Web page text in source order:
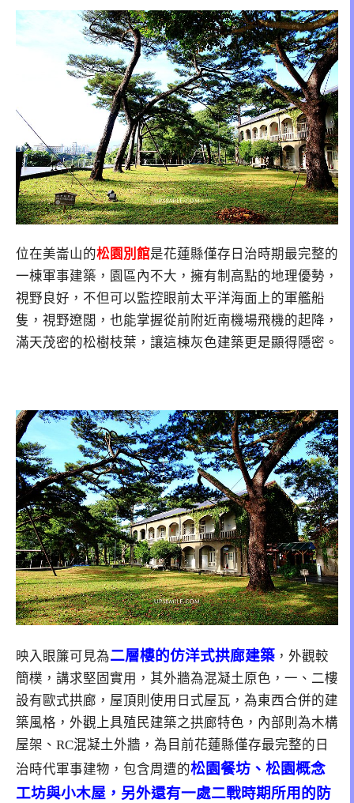
位在美崙山的松園別館是花蓮縣僅存日治時期最完整的
一棟軍事建築，園區內不大，擁有制高點的地理優勢，
視野良好，不但可以監控眼前太平洋海面上的軍艦船
隻，視野遼闊，也能掌握從前附近南機場飛機的起降，
滿天茂密的松樹枝葉，讓這棟灰色建築更是顯得隱密。
映入眼簾可見為二層樓的仿洋式拱廊建築 ，外觀較
簡樸，講求堅固實用，其外牆為混凝土原色，一、二樓
設有歐式拱廊，屋頂則使用日式屋瓦，為東西合併的建
築風格，外觀上具殖民建築之拱廊特色，內部則為木構
屋架、RC混凝土外牆，為目前花蓮縣僅存最完整的日
治時代軍事建物，包含周遭的松園餐坊、松園概念
工坊與小木屋，另外還有一處二戰時期所用的防